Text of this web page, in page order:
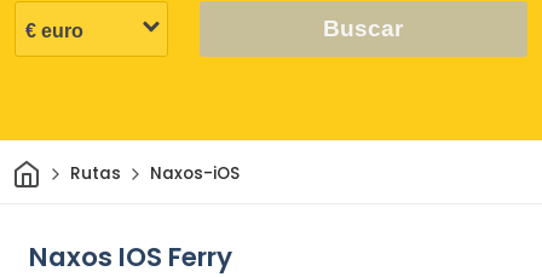
Buscar
InicioRutas Naxos-iOS
Naxos IOS Ferry